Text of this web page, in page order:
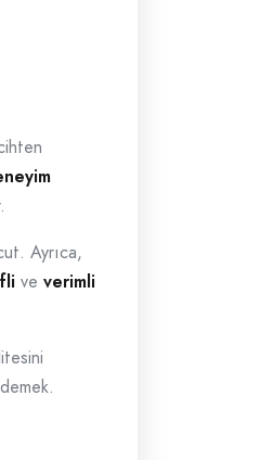
Ayrıca,
ve verimli
demek.